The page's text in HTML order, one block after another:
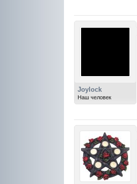
Joylock
Наш человек